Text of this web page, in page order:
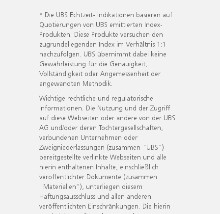
* Die UBS Echtzeit- Indikationen basieren auf
Quotierungen von UBS emittierten Index-
Produkten. Diese Produkte versuchen den
zugrundeliegenden Index im Verhältnis 1:1
nachzufolgen. UBS übernimmt dabei keine
Gewährleistung für die Genauigkeit,
Vollständigkeit oder Angemessenheit der
angewandten Methodik.
Wichtige rechtliche und regulatorische
Informationen. Die Nutzung und der Zugriff
auf diese Webseiten oder andere von der UBS
AG und/oder deren Tochtergesellschaften,
verbundenen Unternehmen oder
Zweigniederlassungen (zusammen "UBS")
bereitgestellte verlinkte Webseiten und alle
hierin enthaltenen Inhalte, einschließlich
veröffentlichter Dokumente (zusammen
"Materialien"), unterliegen diesem
Haftungsausschluss und allen anderen
veröffentlichten Einschränkungen. Die hierin